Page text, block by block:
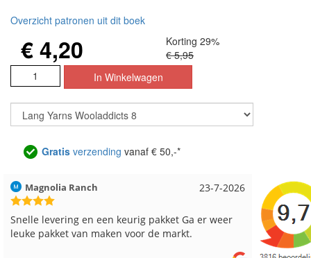
Overzicht patronen uit dit boek
€ 4,20
Korting 29%
€ 5,95
Gratis verzending vanaf € 50,-*
17-7-2026
Hilde uit Loyers
Reeds meerdere keren breigaren en breinaalden
besteld, altijd heel tevreden over de service.
Loes uit
Snelle